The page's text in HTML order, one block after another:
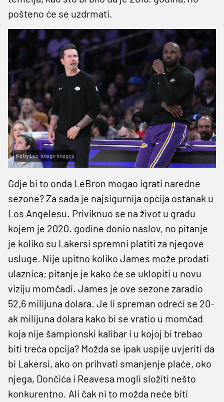
pošteno će se uzdrmati.
Kirby Lee-Imagn Images
Gdje bi to onda LeBron mogao igrati naredne
sezone? Za sada je najsigurnija opcija ostanak u
Los Angelesu. Priviknuo se na život u gradu
kojem je 2020. godine donio naslov, no pitanje
je koliko su Lakersi spremni platiti za njegove
usluge. Nije upitno koliko James može prodati
ulaznica; pitanje je kako će se uklopiti u novu
viziju momčadi. James je ove sezone zaradio
52,6 milijuna dolara. Je li spreman odreći se 20-
ak milijuna dolara kako bi se vratio u momčad
koja nije šampionski kalibar i u kojoj bi trebao
biti treća opcija? Možda se ipak uspije uvjeriti da
bi Lakersi, ako on prihvati smanjenje plaće, oko
njega, Dončića i Reavesa mogli složiti nešto
konkurentno. Ali čak ni to možda neće biti